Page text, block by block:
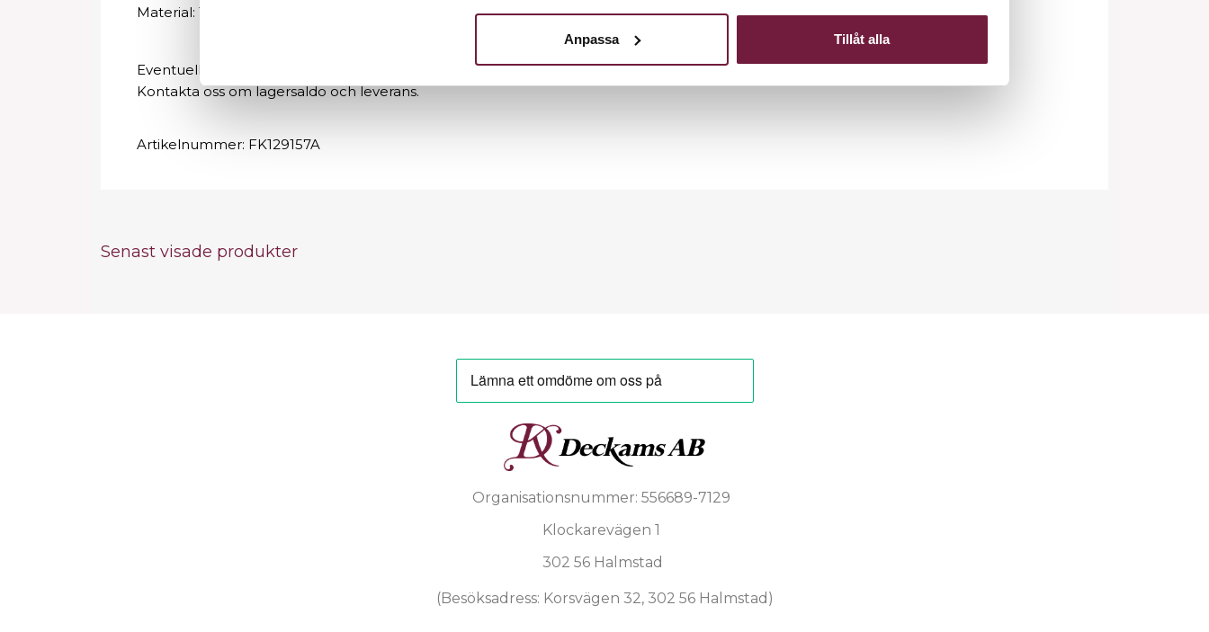
Anpassa Tillåt alla
Material: 100% Polyester
Eventuell leveranstid kan förekomma.
Kontakta oss om lagersaldo och leverans.
Artikelnummer: FK129157A
Senast visade produkter
Organisationsnummer: 556689-7129
Klockarevägen 1
302 56 Halmstad
(Besöksadress: Korsvägen 32, 302 56 Halmstad)